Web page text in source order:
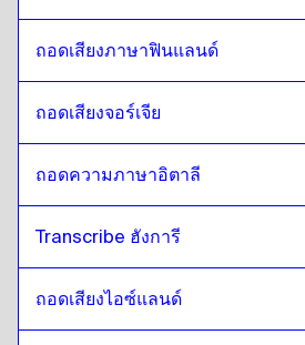
ถอดเสียงภาษาฟินแลนด์
ถอดเสียงจอร์เจีย
ถอดความภาษาอิตาลี
Transcribe ฮังการี
ถอดเสียงไอซ์แลนด์